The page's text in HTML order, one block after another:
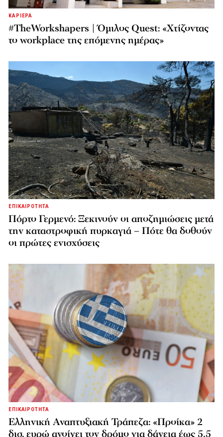
ΚΑΡΙΕΡΑ
#TheWorkshapers | Όμιλος Quest: «Χτίζοντας
το workplace της επόμενης ημέρας»
ΕΠΙΚΑΙΡΟΤΗΤΑ
Πόρτο Γερμενό: Ξεκινούν οι αποζημιώσεις μετά
την καταστροφική πυρκαγιά – Πότε θα δοθούν
οι πρώτες ενισχύσεις
ΕΠΙΚΑΙΡΟΤΗΤΑ
Ελληνική Αναπτυξιακή Τράπεζα: «Προίκα» 2
δισ. ευρώ ανοίγει τον δρόμο για δάνεια έως 5,5